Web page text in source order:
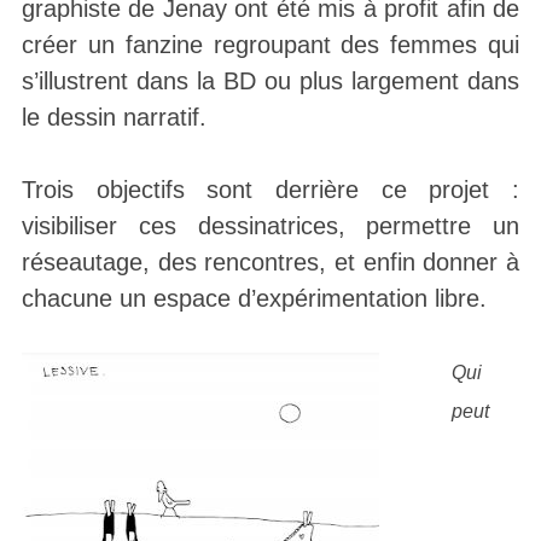
graphiste de Jenay ont été mis à profit afin de
créer un fanzine regroupant des femmes qui
s’illustrent dans la BD ou plus largement dans
le dessin narratif.
Trois objectifs sont derrière ce projet :
visibiliser ces dessinatrices, permettre un
réseautage, des rencontres, et enfin donner à
chacune un espace d’expérimentation libre.
Qui
peut